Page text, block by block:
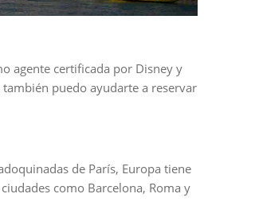
agente certificada por Disney y
puedo ayudarte a reservar
de París, Europa tiene
como Barcelona, Roma y